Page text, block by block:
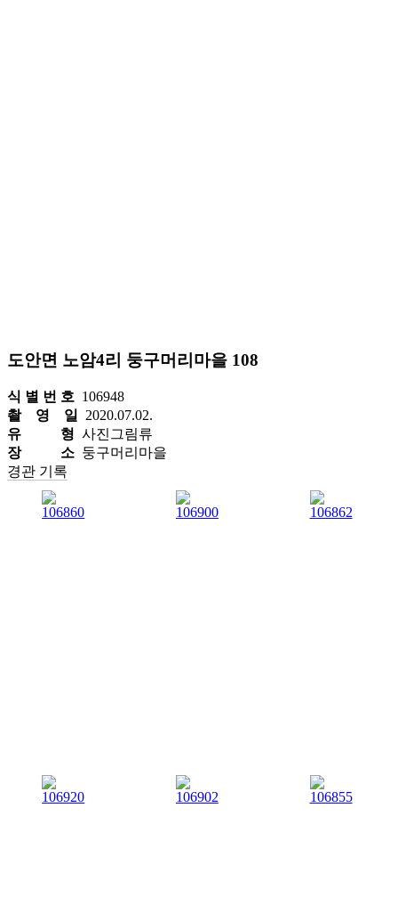
도안면 노암4리 둥구머리마을 108
식 별 번 호 106948
촬 영 일
2020.07.02.
유 형 사진그림류
장 소 둥구머리마을
경관 기록